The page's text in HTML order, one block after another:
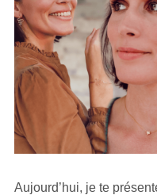
Aujourd’hui, je te